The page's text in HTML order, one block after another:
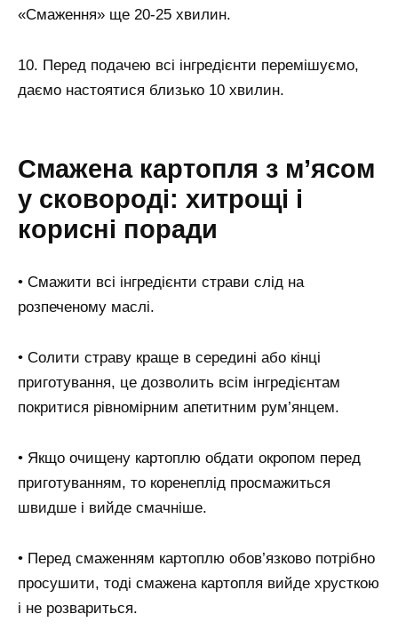
«Смаження» ще 20-25 хвилин.
10. Перед подачею всі інгредієнти перемішуємо,
даємо настоятися близько 10 хвилин.
Смажена картопля з м’ясом
у сковороді: хитрощі і
корисні поради
• Смажити всі інгредієнти страви слід на
розпеченому маслі.
• Солити страву краще в середині або кінці
приготування, це дозволить всім інгредієнтам
покритися рівномірним апетитним рум’янцем.
• Якщо очищену картоплю обдати окропом перед
приготуванням, то коренеплід просмажиться
швидше і вийде смачніше.
• Перед смаженням картоплю обов’язково потрібно
просушити, тоді смажена картопля вийде хрусткою
і не розвариться.